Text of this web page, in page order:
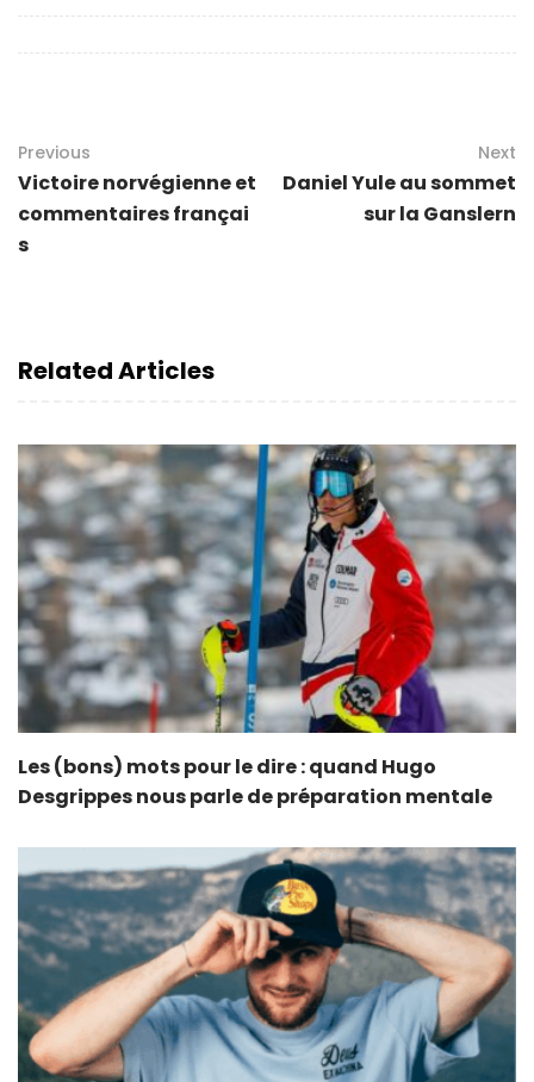
Previous
Victoire norvégienne et
commentaires françai
s
Next
Daniel Yule au sommet
sur la Ganslern
Related Articles
Les (bons) mots pour le dire : quand Hugo
Desgrippes nous parle de préparation mentale